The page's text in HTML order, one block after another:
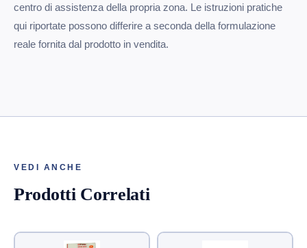
centro di assistenza della propria zona. Le istruzioni pratiche
qui riportate possono differire a seconda della formulazione
reale fornita dal prodotto in vendita.
VEDI ANCHE
Prodotti Correlati